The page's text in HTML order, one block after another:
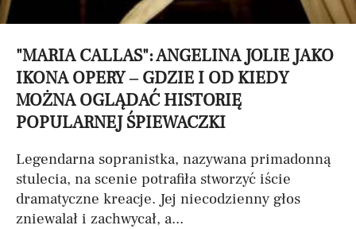
"MARIA CALLAS": ANGELINA JOLIE JAKO
IKONA OPERY – GDZIE I OD KIEDY
MOŻNA OGLĄDAĆ HISTORIĘ
POPULARNEJ ŚPIEWACZKI
Legendarna sopranistka, nazywana primadonną
stulecia, na scenie potrafiła stworzyć iście
dramatyczne kreacje. Jej niecodzienny głos
zniewalał i zachwycał, a...